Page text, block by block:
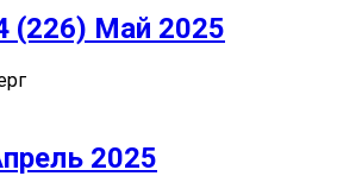
(226) Май 2025
2025